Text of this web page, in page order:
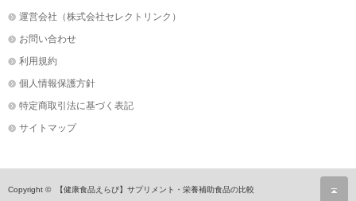
運営会社（株式会社セレクトリンク）
お問い合わせ
利用規約
個人情報保護方針
特定商取引法に基づく表記
サイトマップ
Copyright © 【健康食品えらび】サプリメント・栄養補助食品の比較